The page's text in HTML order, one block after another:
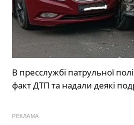
В пресслужбі патрульної
факт ДТП та надали деякі
РЕКЛАМА